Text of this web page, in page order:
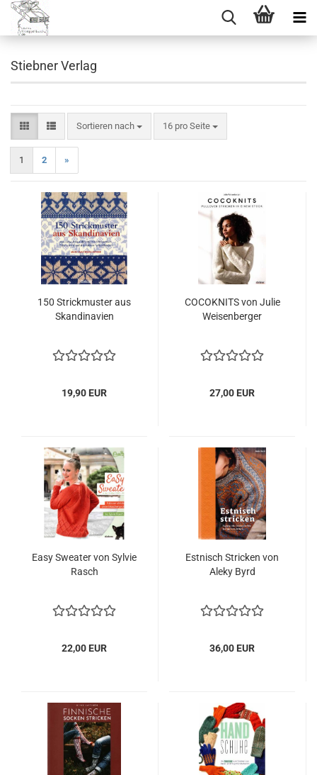
Stiebner Verlag
Sortieren nach
Sortieren nach 16 pro Seite
pro Seite
1 2 »
150 Strickmuster aus
Skandinavien
19,90 EUR
COCOKNITS von Julie
Weisenberger
27,00 EUR
Easy Sweater von Sylvie
Rasch
22,00 EUR
Estnisch Stricken von
Aleky Byrd
36,00 EUR